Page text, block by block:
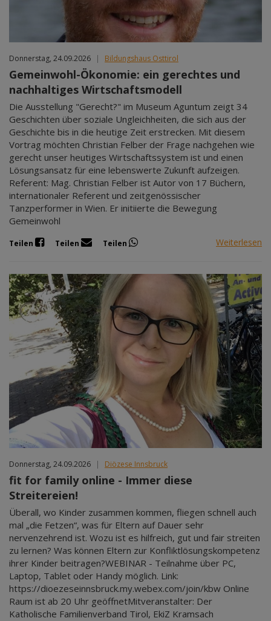
Donnerstag, 24.09.2026 | Bildungshaus Osttirol
Gemeinwohl-Ökonomie: ein gerechtes und
nachhaltiges Wirtschaftsmodell
Die Ausstellung "Gerecht?" im Museum Aguntum zeigt 34
Geschichten über soziale Ungleichheiten, die sich aus der
Geschichte bis in die heutige Zeit erstrecken. Mit diesem
Vortrag möchten Christian Felber der Frage nachgehen wie
gerecht unser heutiges Wirtschaftssystem ist und einen
Lösungsansatz für eine lebenswerte Zukunft aufzeigen.
Referent: Mag. Christian Felber ist Autor von 17 Büchern,
internationaler Referent und zeitgenössischer
Tanzperformer in Wien. Er initiierte die Bewegung
Gemeinwohl
Teilen Teilen Teilen Weiterlesen
Donnerstag, 24.09.2026 | Diözese Innsbruck
fit for family online - Immer diese
Streitereien!
Überall, wo Kinder zusammen kommen, fliegen schnell auch
mal „die Fetzen“, was für Eltern auf Dauer sehr
nervenzehrend ist. Wozu ist es hilfreich, gut und fair streiten
zu lernen? Was können Eltern zur Konfliktlösungskompetenz
ihrer Kinder beitragen?WEBINAR - Teilnahme über PC,
Laptop, Tablet oder Handy möglich. Link:
https://dioezeseinnsbruck.my.webex.com/join/kbw Online
Raum ist ab 20 Uhr geöffnetMitveranstalter: Der
Katholische Familienverband Tirol, EkiZ Kramsach